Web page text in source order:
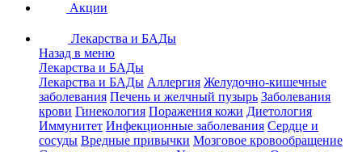
Акции
Лекарства и БАДы
Назад в меню
Лекарства и БАДы
Лекарства и БАДы Аллергия Желудочно-кишечные
заболевания Печень и желчный пузырь Заболевания
крови Гинекология Поражения кожи Диетология
Иммунитет Инфекционные заболевания Сердце и
сосуды Вредные привычки Мозговое кровообращение